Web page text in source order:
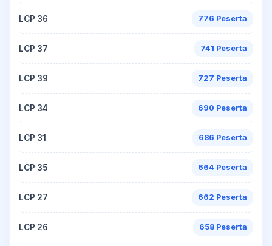
LCP 36 776 Peserta
LCP 37 741 Peserta
LCP 39 727 Peserta
LCP 34 690 Peserta
LCP 31 686 Peserta
LCP 35 664 Peserta
LCP 27 662 Peserta
LCP 26 658 Peserta